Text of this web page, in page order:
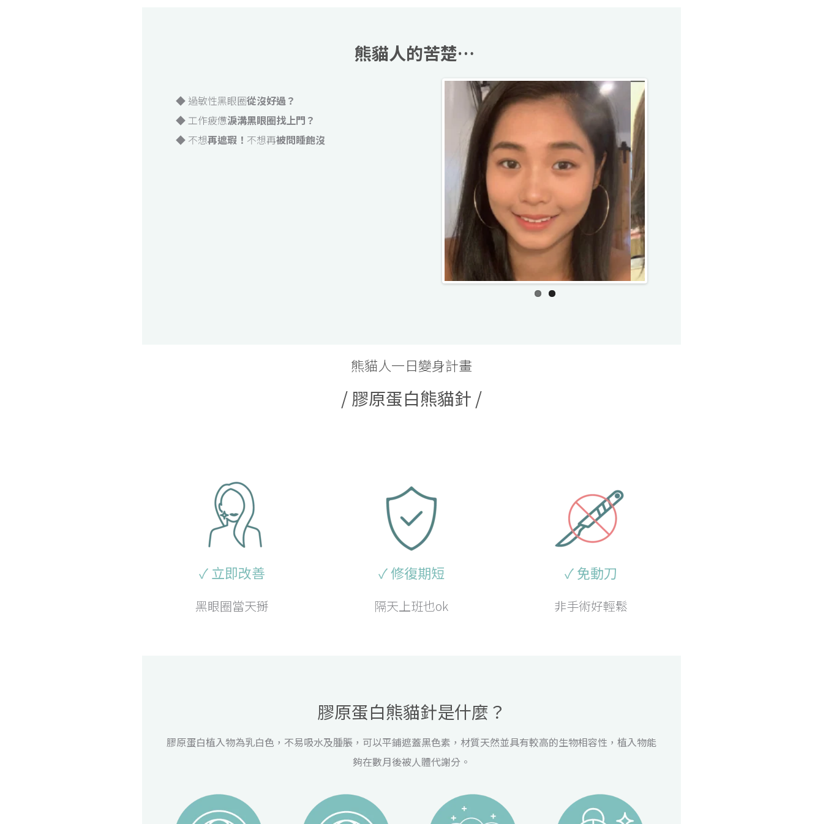
熊貓人的苦楚…
◆ 過敏性黑眼圈從沒好過？
◆ 工作疲憊淚溝黑眼圈找上門？
◆ 不想再遮瑕！ 不想再被問睡飽沒
熊貓人一日變身計畫
/ 膠原蛋白熊貓針 /
✓ 立即改善
黑眼圈當天掰
✓ 修復期短
隔天上班也ok
✓ 免動刀
非手術好輕鬆
膠原蛋白熊貓針是什麼？
膠原蛋白植入物為乳白色，不易吸水及腫脹，可以平鋪遮蓋黑色素，材質天然並具有較高的生物相容性，植入物能
夠在數月後被人體代謝分。